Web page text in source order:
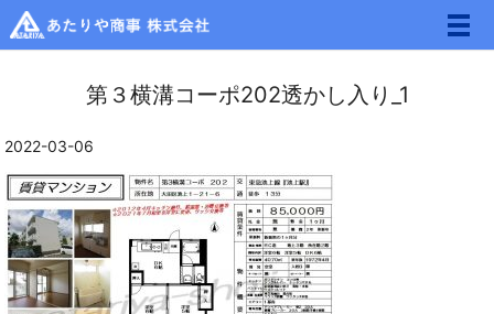
メ
第３横溝コーポ202透かし入り_1
2022-03-06